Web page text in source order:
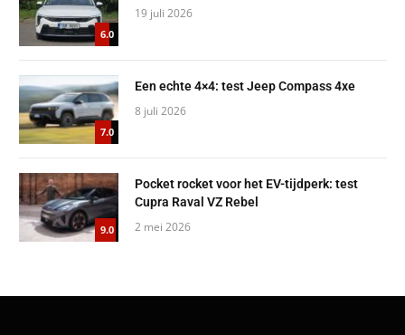
6.0
19 juli 2026
7.0
Een echte 4×4: test Jeep Compass 4xe
8 juli 2026
9.0
Pocket rocket voor het EV-tijdperk: test
Cupra Raval VZ Rebel
2 mei 2026